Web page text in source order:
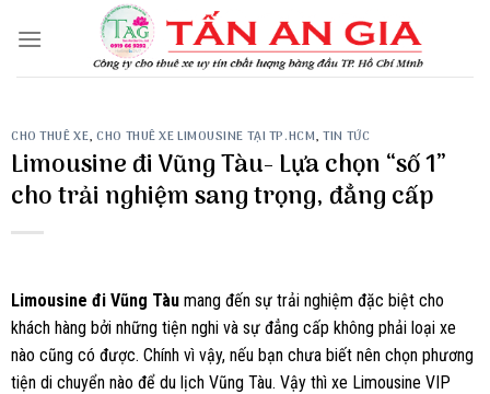
CHO THUÊ XE,CHO THUÊ XE LIMOUSINE TẠI TP.HCM,TIN TỨC
Limousine đi Vũng Tàu- Lựa chọn “số 1”
cho trải nghiệm sang trọng, đẳng cấp
Limousine đi Vũng Tàu mang đến sự trải nghiệm đặc biệt cho
khách hàng bởi những tiện nghi và sự đẳng cấp không phải loại xe
nào cũng có được. Chính vì vậy, nếu bạn chưa biết nên chọn phương
tiện di chuyển nào để du lịch Vũng Tàu. Vậy thì xe Limousine VIP